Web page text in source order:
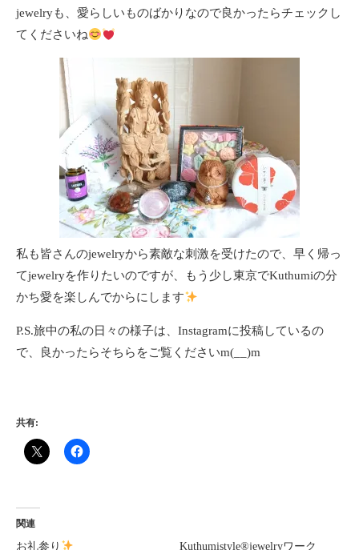
jewelryも、愛らしいものばかりなので良かったらチェックし
てくださいね
私も皆さんのjewelryから素敵な刺激を受けたので、早く帰っ
てjewelryを作りたいのですが、もう少し東京でKuthumiの分
かち愛を楽しんでからにします
P.S.旅中の私の日々の様子は、Instagramに投稿しているの
で、良かったらそちらをご覧くださいm(__)m
共有:
関連
お礼参り Kuthumistyle®️jewelryワーク